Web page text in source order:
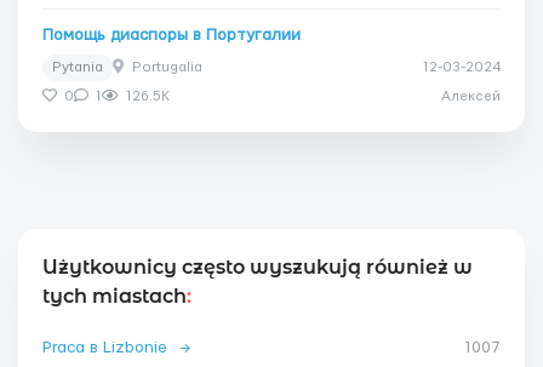
Помощь диаспоры в Португалии
Pytania Portugalia 12-03-2024
0 1 126.5K Алексей
Użytkownicy często wyszukują również w
tych miastach:
Praca в Lizbonie → 1007